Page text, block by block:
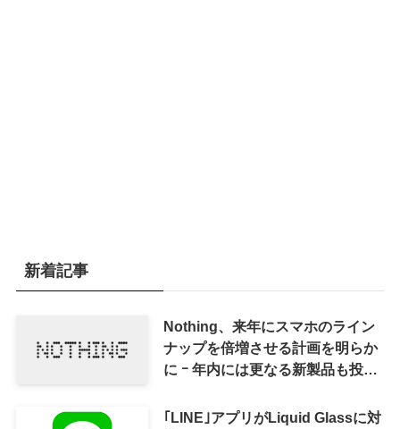
新着記事
Nothing、来年にスマホのライン
ナップを倍増させる計画を明らか
に ｰ 年内には更なる新製品も投入
｢LINE｣アプリがLiquid Glassに対